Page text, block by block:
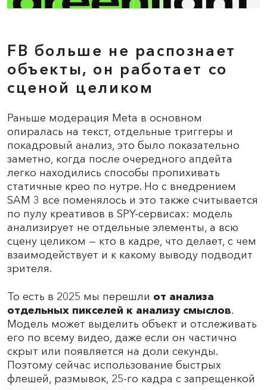
FB больше не распознает
объекты, он работает со
сценой целиком
Раньше модерация Meta в основном
опиралась на текст, отдельные триггеры и
покадровый анализ, это было показательно
заметно, когда после очередного апдейта
легко находились способы пропихивать
статичные крео по нутре. Но с внедрением
SAM 3 все поменялось и это также считывается
по пулу креативов в SPY-сервисах: модель
анализирует не отдельные элементы, а всю
сцену целиком — кто в кадре, что делает, с чем
взаимодействует и к какому выводу подводит
зрителя.
То есть в 2025 мы перешли от анализа
отдельных пикселей к анализу смыслов.
Модель может выделить объект и отслеживать
его по всему видео, даже если он частично
скрыт или появляется на доли секунды.
Поэтому сейчас использование быстрых
флешей, размывок, 25-го кадра с запрещенкой